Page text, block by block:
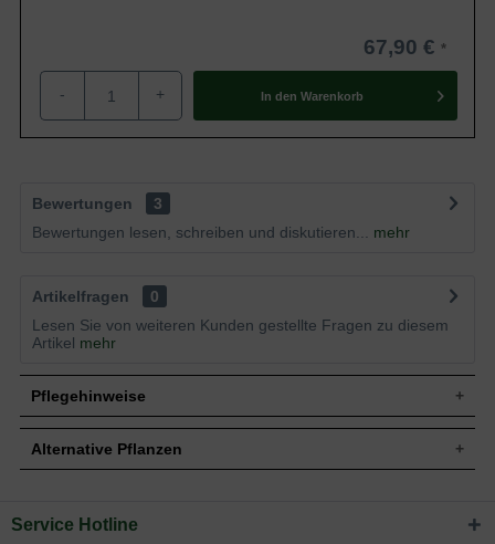
67,90 €
- + In den Warenkorb
Bewertungen
3
Bewertungen lesen, schreiben und diskutieren...
mehr
Artikelfragen
0
Lesen Sie von weiteren Kunden gestellte Fragen zu diesem
Artikel mehr
Pflegehinweise
Pflanz- und Pflegetipps Buddleja davidii 'Reve de
Alternative Pflanzen
Sie suchen eine Alternative?
Service Hotline